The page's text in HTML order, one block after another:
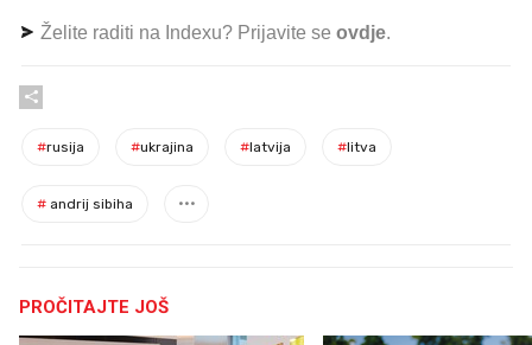
Želite raditi na Indexu? Prijavite se ovdje.
#rusija #ukrajina #latvija #litva
# andrij sibiha
PROČITAJTE JOŠ